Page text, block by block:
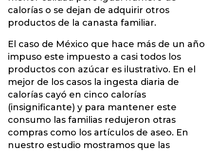
calorías o se dejan de adquirir otros
productos de la canasta familiar.
El caso de México que hace más de un año
impuso este impuesto a casi todos los
productos con azúcar es ilustrativo. En el
mejor de los casos la ingesta diaria de
calorías cayó en cinco calorías
(insignificante) y para mantener este
consumo las familias redujeron otras
compras como los artículos de aseo. En
nuestro estudio mostramos que las